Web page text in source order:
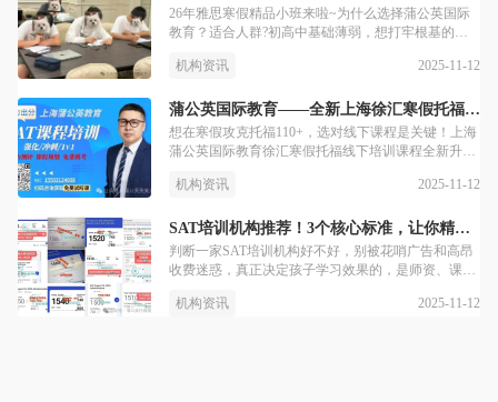
26年雅思寒假精品小班来啦~为什么选择蒲公英国际
教育？适合人群?初高中基础薄弱，想打牢根基的学
家长和同学，强烈要求提前学习，集中冲刺；?2026
主学习能力，适应连贯性的英语学习。26年雅思寒假
精品小班优势?精细化教学|沉浸式学习?定制化出分|陪
伴式督学?一线名师团队，平均教龄10年+?精品小班
机构资讯 2025-11-12
蒲公英国际教育——全新上海徐汇寒假托福线下培训课程！
想在寒假攻克托福110+，选对线下课程是关键！上海
蒲公英国际教育徐汇寒假托福线下培训课程全新升
依托徐汇校区本地化优势，用精准提分体系+小班盯
公英寒假托福线下培训课程？01✅王牌师资：留美郭
博士领衔，15年教研沉淀，助3000+学员托福破100
分。独创“场景化记忆法”等专利技巧，融入留学场景
机构资讯 2025-11-12
SAT培训机构推荐！3个核心标准，让你精准避开选机构的大坑！
判断一家SAT培训机构好不好，别被花哨广告和高昂
收费迷惑，真正决定孩子学习效果的，是师资、课后
优质机构的底层逻辑，看看SAT培训机构推荐——上
机构资讯 2025-11-12